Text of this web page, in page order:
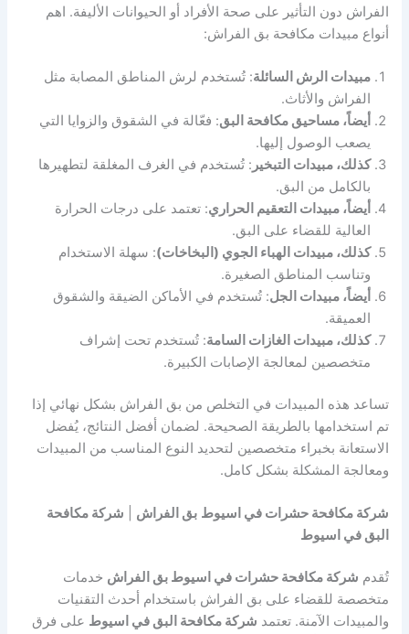
الفراش دون التأثير على صحة الأفراد أو الحيوانات الأليفة. اهم
أنواع مبيدات مكافحة بق الفراش:
مبيدات الرش السائلة: تُستخدم لرش المناطق المصابة مثل
الفراش والأثاث.
أيضاً، مساحيق مكافحة البق: فعّالة في الشقوق والزوايا التي
يصعب الوصول إليها.
كذلك، مبيدات التبخير : تُستخدم في الغرف المغلقة لتطهيرها
بالكامل من البق.
أيضاً، مبيدات التعقيم الحراري: تعتمد على درجات الحرارة
العالية للقضاء على البق.
كذلك، مبيدات الهباء الجوي (البخاخات): سهلة الاستخدام
وتناسب المناطق الصغيرة.
أيضاً، مبيدات الجل: تُستخدم في الأماكن الضيقة والشقوق
العميقة.
كذلك، مبيدات الغازات السامة: تُستخدم تحت إشراف
متخصصين لمعالجة الإصابات الكبيرة.
تساعد هذه المبيدات في التخلص من بق الفراش بشكل نهائي إذا
تم استخدامها بالطريقة الصحيحة. لضمان أفضل النتائج، يُفضل
الاستعانة بخبراء متخصصين لتحديد النوع المناسب من المبيدات
ومعالجة المشكلة بشكل كامل.
شركة مكافحة حشرات في اسيوط بق الفراش
شركة مكافحة
البق في اسيوط
تُقدم شركة مكافحة حشرات في اسيوط بق الفراش خدمات
متخصصة للقضاء على بق الفراش باستخدام أحدث التقنيات
والمبيدات الآمنة. تعتمد شركة مكافحة البق في اسيوط على فرق